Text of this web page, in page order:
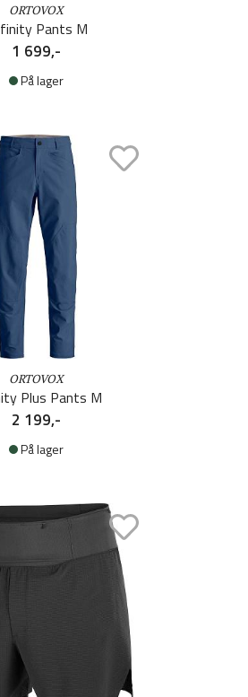
ORTOVOX
Pants M
1 699,-
På lager
ORTOVOX
Plus Pants M
2 199,-
På lager